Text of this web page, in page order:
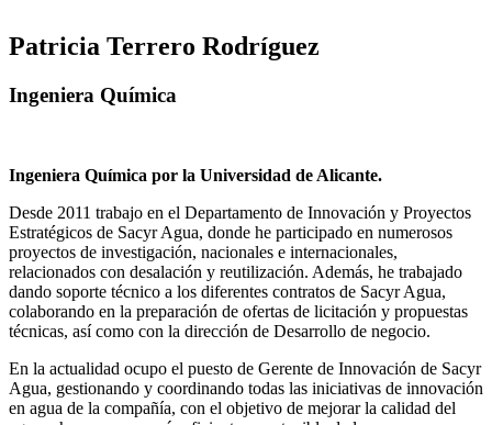
Patricia Terrero Rodríguez
Ingeniera Química
Ingeniera Química por la Universidad de Alicante.
Desde 2011 trabajo en el Departamento de Innovación y Proyectos
Estratégicos de Sacyr Agua, donde he participado en numerosos
proyectos de investigación, nacionales e internacionales,
relacionados con desalación y reutilización. Además, he trabajado
dando soporte técnico a los diferentes contratos de Sacyr Agua,
colaborando en la preparación de ofertas de licitación y propuestas
técnicas, así como con la dirección de Desarrollo de negocio.
En la actualidad ocupo el puesto de Gerente de Innovación de Sacyr
Agua, gestionando y coordinando todas las iniciativas de innovación
en agua de la compañía, con el objetivo de mejorar la calidad del